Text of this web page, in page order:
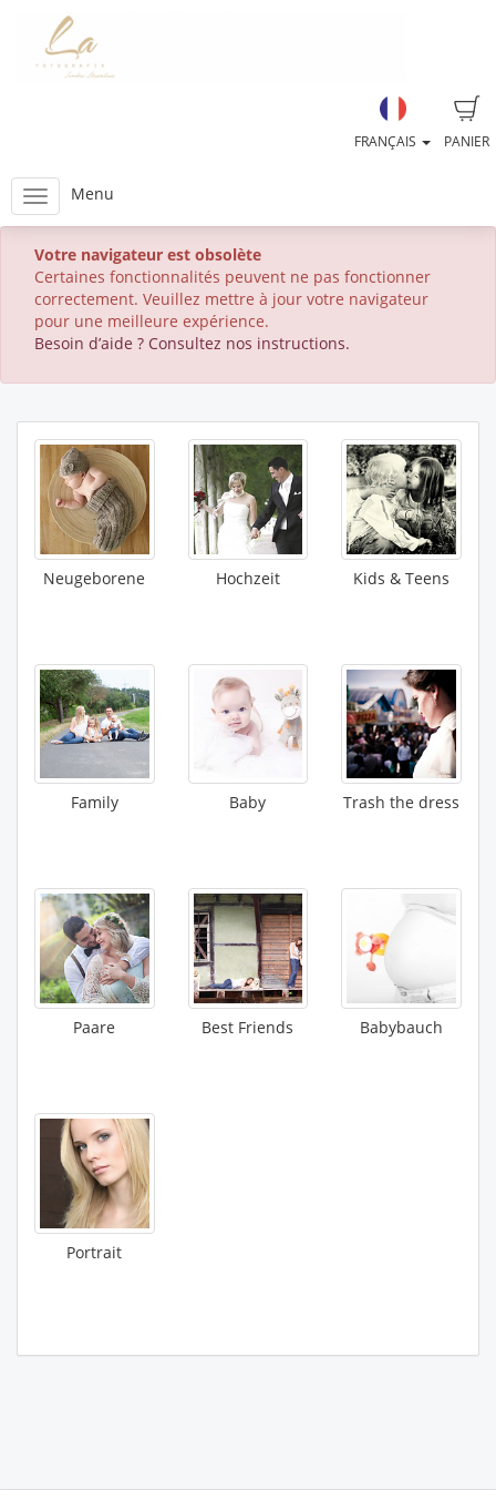
PANIER
FRANÇAIS
Menu
Votre navigateur est obsolète
Certaines fonctionnalités peuvent ne pas fonctionner
correctement. Veuillez mettre à jour votre navigateur
pour une meilleure expérience.
Besoin d’aide ? Consultez nos instructions.
Neugeborene Hochzeit Kids & Teens
Family Baby Trash the dress
Paare Best Friends Babybauch
Portrait